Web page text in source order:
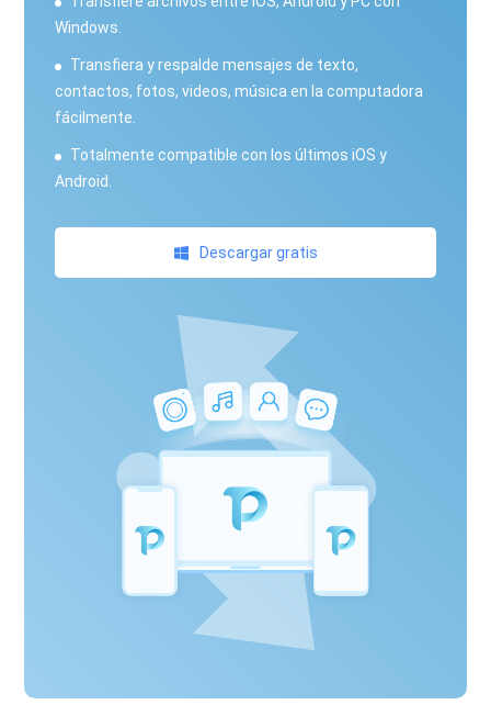
Windows.
Transfiera y respalde mensajes de texto,
contactos, fotos, videos, música en la computadora
fácilmente.
Totalmente compatible con los últimos iOS y
Android.
Descargar gratis